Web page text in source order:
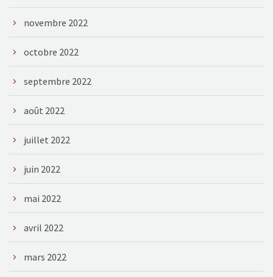
novembre 2022
octobre 2022
septembre 2022
août 2022
juillet 2022
juin 2022
mai 2022
avril 2022
mars 2022